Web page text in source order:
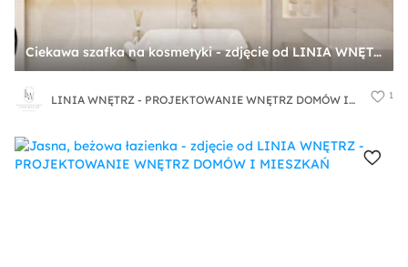
Ciekawa szafka na kosmetyki - zdjęcie od LINIA WNĘTRZ - PROJEKTOWANIE WNĘTRZ DOMÓW I MIESZKAŃ
LINIA WNĘTRZ - PROJEKTOWANIE WNĘTRZ DOMÓW I MIESZKAŃ 1